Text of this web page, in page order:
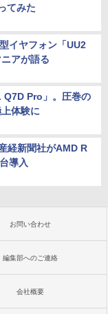
てみた
イヤフォン「UU2
アが語る
Q7D Pro」。圧巻の
体験に
経新聞社がAMD R
導入
お問い合わせ
編集部へのご連絡
会社概要